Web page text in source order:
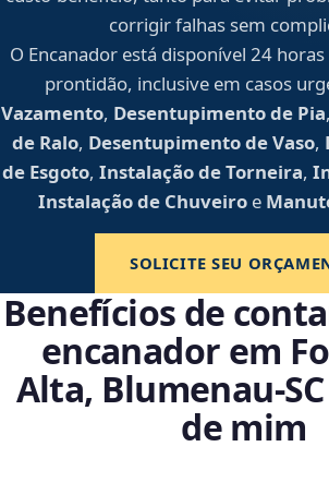
corrigir falhas sem
O Encanador está disponível 24
prontidão, inclusive em casos
Vazamento, Desentupimento de Pia,
de Ralo, Desentupimento de Vaso,
de Esgoto, Instalação de Torneira,
Instalação de Chuveiroe
SOLICITE SEU
Benefícios de
encanador em
Alta,
de mim